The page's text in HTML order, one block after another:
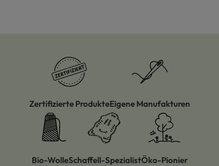
Zertifizierte ProdukteEigene Manufakturen
Bio-WolleSchaffell-SpezialistÖko-Pionier